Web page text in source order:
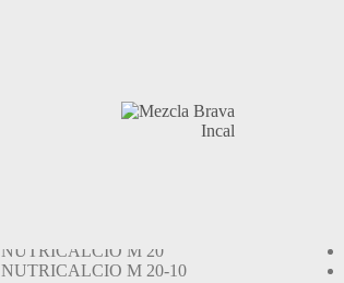
NUTRICALCIO M 20
NUTRICALCIO M 20-10